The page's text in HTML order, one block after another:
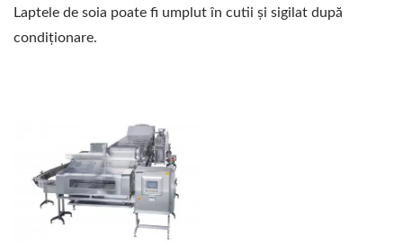
Laptele de soia poate fi umplut în cutii și sigilat după
condiționare.